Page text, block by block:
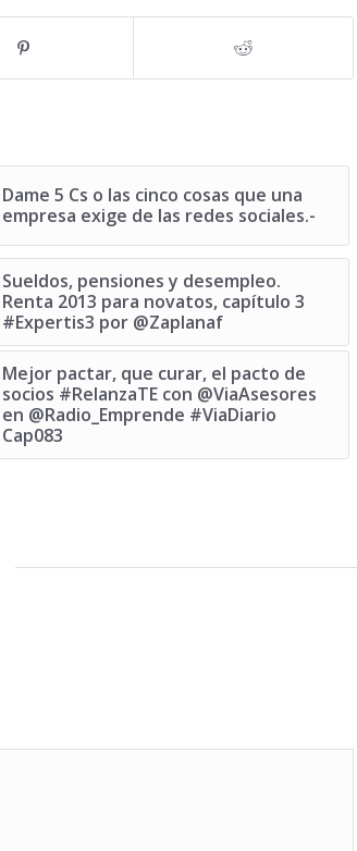
Dame 5 Cs o las cinco cosas que una
empresa exige de las redes sociales.-
Sueldos, pensiones y desempleo.
Renta 2013 para novatos, capítulo 3
#Expertis3 por @Zaplanaf
Mejor pactar, que curar, el pacto de
socios ‪#‎RelanzaTE‬ con @ViaAsesores
en @Radio_Emprende #ViaDiario
Cap083